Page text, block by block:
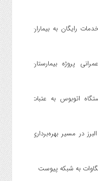
تومان خدمات رایگان به بیماران
پروژه بیمارستان
دانشجو‌معلمان البرزی با ۴ دستگاه اتوبوس به عتبات
در مسیر بهره‌برداری